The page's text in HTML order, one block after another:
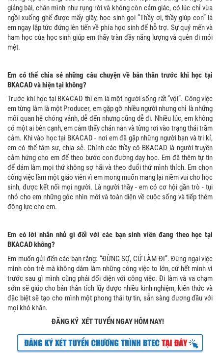
giảng bài, chân mình như rụng rời và không còn cảm giác, có lúc chỉ vừa
ngồi xuống ghế được mấy giây, học sinh gọi “Thầy ơi, thầy giúp con” là
em ngay lập tức đứng lên tiến về phía học sinh để hỗ trợ. Sự quý mến và
ham học của học sinh giúp em thấy tràn đầy năng lượng và quên đi mỏi
mệt.
Em có thể chia sẻ những câu chuyện về bản thân trước khi học tại
BKACAD và hiện tại không?
Trước khi học tại BKACAD thì em là một người sống rất “vội”. Công việc
em từng làm là một Producer, em gặp gỡ nhiều người nhưng chỉ là những
mối quan hệ chóng vánh, dễ đến nhưng cũng dễ đi. Nhiều lúc, em không
có một ai bên cạnh, em cảm thấy chán nản và từng rơi vào trạng thái trầm
cảm. Khi vào học tại BKACAD - nơi em đã gặp những người bạn và tri kỉ,
em có thể tâm sự, chia sẻ. Chính các thầy cô BKACAD là người truyền
cảm hứng cho em để theo bước con đường dạy học. Em đã thêm tự tin
để dám làm mọi thứ không sợ hãi và theo đuổi thứ mình thích. Em chọn
công việc làm một giáo viên vì em mong muốn mang lại niềm vui cho học
sinh, được kết nối mọi người. Là người thầy - em có cơ hội gần trò - tụi
nhỏ cho em những góc nhìn mới và toàn diện về cuộc sống và tiếp thêm
động lực cho em.
Em có lời nhắn nhủ gì đối với các bạn sinh viên đang theo học tại
BKACAD không?
Em muốn gửi đến các bạn rằng: “ĐỪNG SỢ, CỨ LÀM ĐI”. Đừng ngại việc
mình còn trẻ mà không dám làm những công việc to lớn, cứ hết mình vì
trước sau gì mình cũng phải đối diện với công việc. Đi làm và va chạm
sớm sẽ giúp cho bản thân tích lũy được nhiều kinh nghiệm, kiến thức và
đặc biệt sẽ tạo cho mình một phong thái tự tin, sẵn sàng đương đầu với
mọi khó khăn.
ĐĂNG KÝ XÉT TUYỂN NGAY HÔM NAY!